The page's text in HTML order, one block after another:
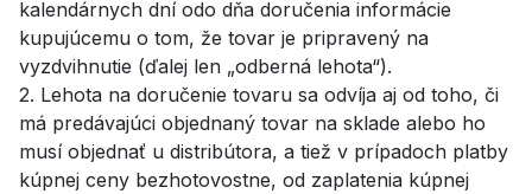
kalendárnych dní odo dňa doručenia informácie
kupujúcemu o tom, že tovar je pripravený na
vyzdvihnutie (ďalej len „odberná lehota“).
2. Lehota na doručenie tovaru sa odvíja aj od toho, či
má predávajúci objednaný tovar na sklade alebo ho
musí objednať u distribútora, a tiež v prípadoch platby
kúpnej ceny bezhotovostne, od zaplatenia kúpnej